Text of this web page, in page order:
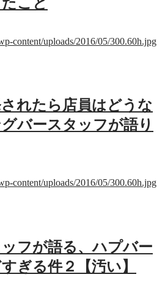
content/uploads/2016/05/300.60h.jpg
れたら店員はどうな
バースタッフが語り
content/uploads/2016/05/300.60h.jpg
フが語る、ハプバー
ぎる件２【汚い】